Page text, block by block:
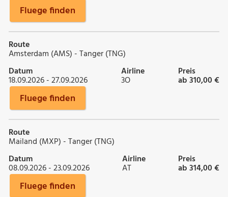
Fluege finden
Route
Amsterdam (AMS) - Tanger (TNG)
Datum
18.09.2026 - 27.09.2026
Airline
3O
Preis
ab 310,00 €
Fluege finden
Route
Mailand (MXP) - Tanger (TNG)
Datum
08.09.2026 - 23.09.2026
Airline
AT
Preis
ab 314,00 €
Fluege finden